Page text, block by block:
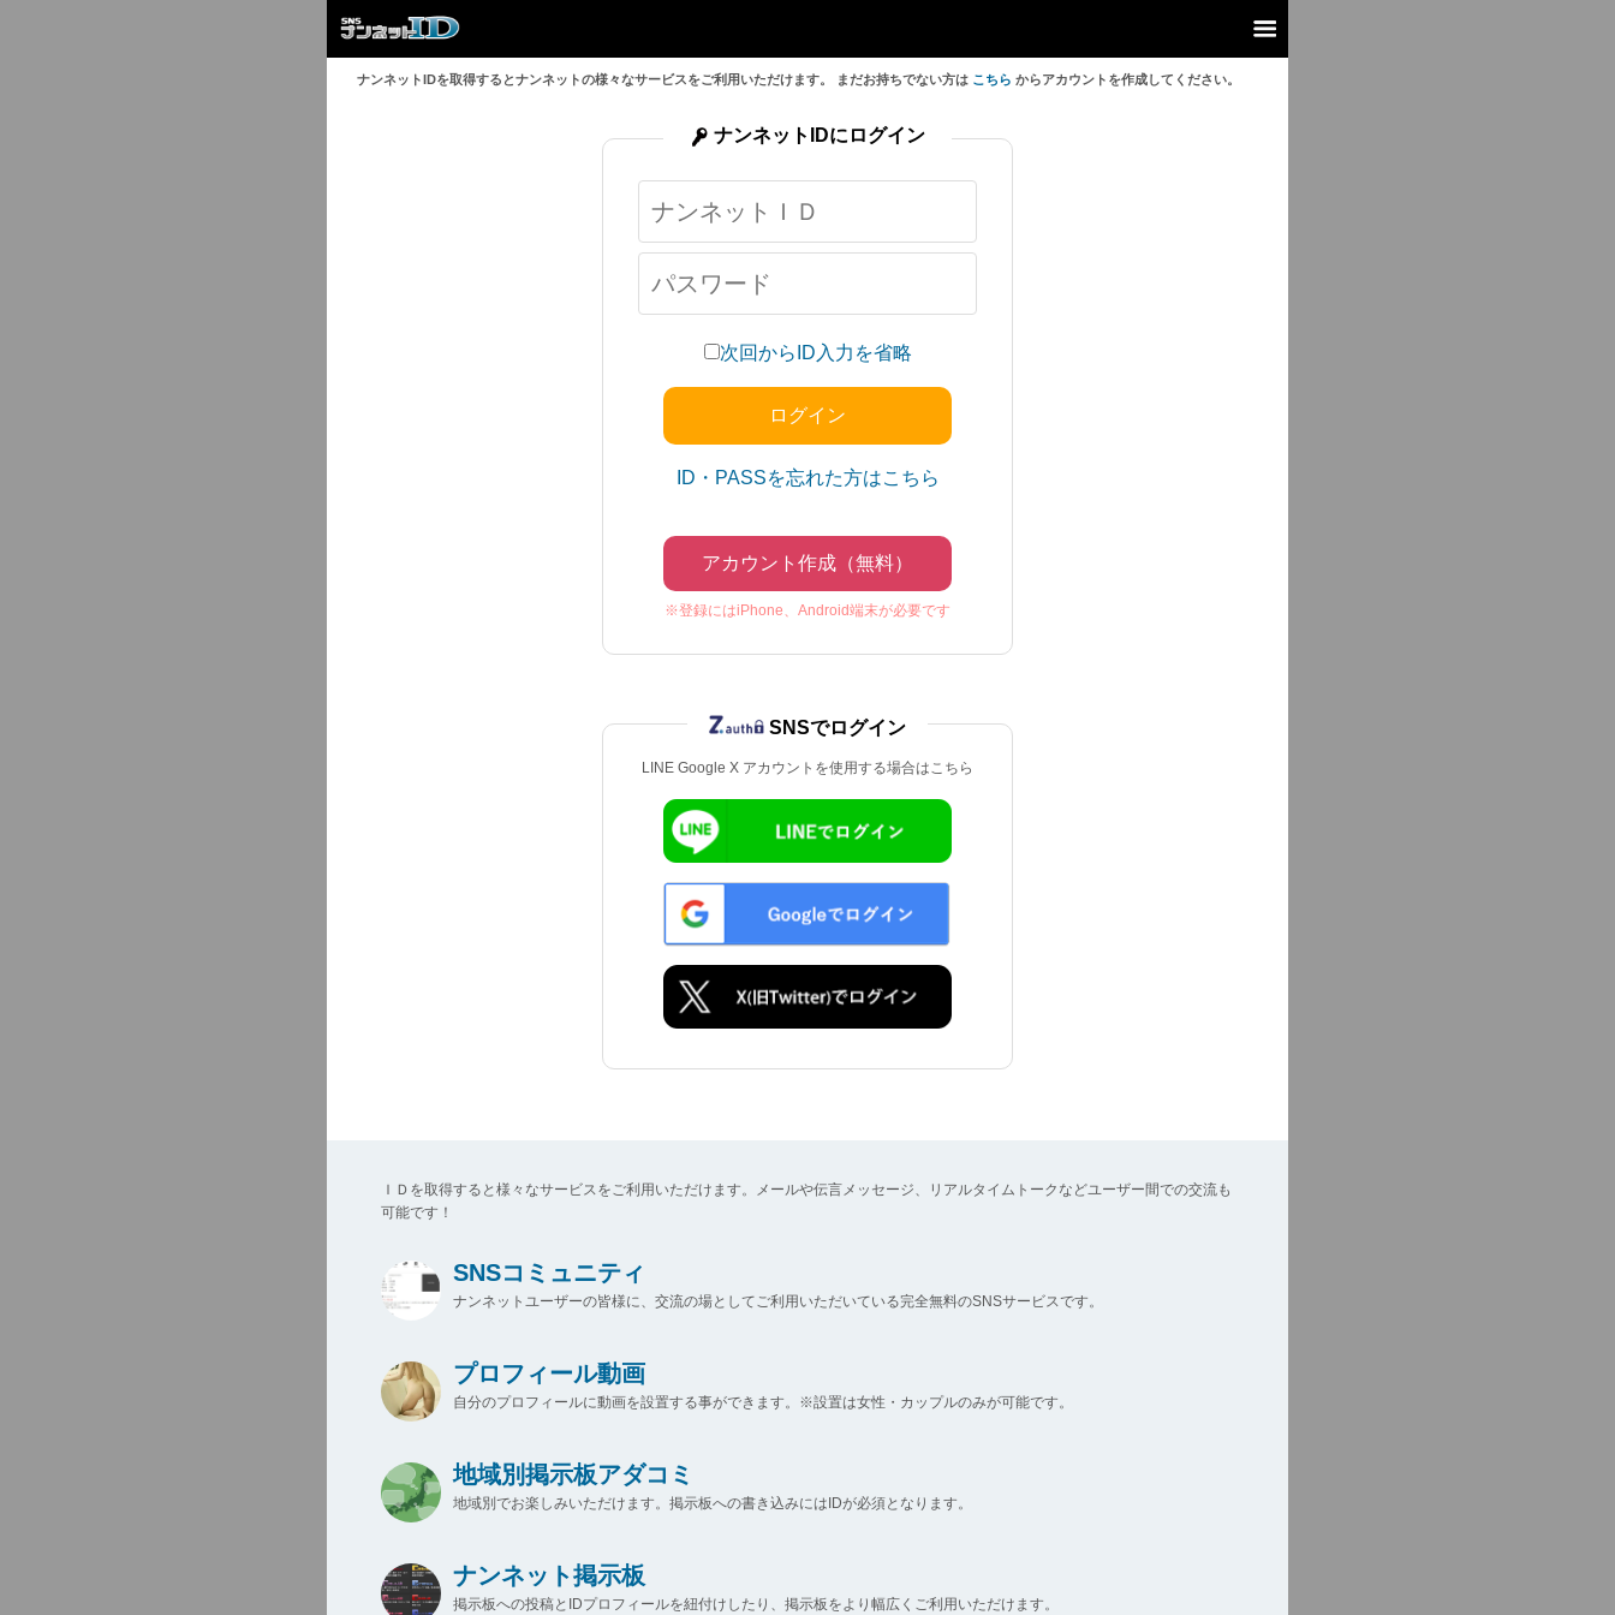
ナンネットIDを取得するとナンネットの様々なサービスをご利用いただけます。 まだお持ちでない方は こちら からアカウントを作成してください。
次回からID入力を省略
ID・PASSを忘れた方はこちら
アカウント作成（無料）
※登録にはiPhone、Android端末が必要です
ナンネットIDにログイン
LINE Google X アカウントを使用する場合はこちら
SNSでログイン
ＩＤを取得すると様々なサービスをご利用いただけます。メールや伝言メッセージ、リアルタイムトークなどユーザー間での交流も
可能です！
SNSコミュニティ
ナンネットユーザーの皆様に、交流の場としてご利用いただいている完全無料のSNSサービスです。
プロフィール動画
自分のプロフィールに動画を設置する事ができます。※設置は女性・カップルのみが可能です。
地域別掲示板アダコミ
地域別でお楽しみいただけます。掲示板への書き込みにはIDが必須となります。
ナンネット掲示板
掲示板への投稿とIDプロフィールを紐付けしたり、掲示板をより幅広くご利用いただけます。